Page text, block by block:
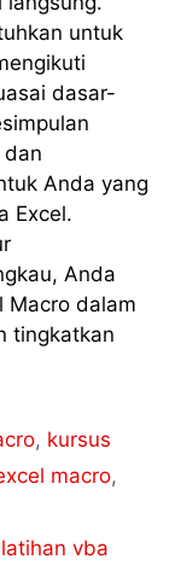
untuk
dasar-
dan
Anda yang
Excel.
Anda
Macro dalam
tingkatkan
, kursus
macro,
vba